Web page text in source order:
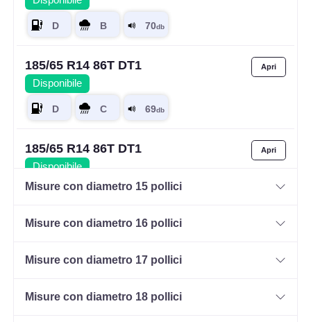
185/65 R14 86T DT1
Disponibile
185/65 R14 86T DT1
Disponibile
Misure con diametro 15 pollici
Misure con diametro 16 pollici
Misure con diametro 17 pollici
Misure con diametro 18 pollici